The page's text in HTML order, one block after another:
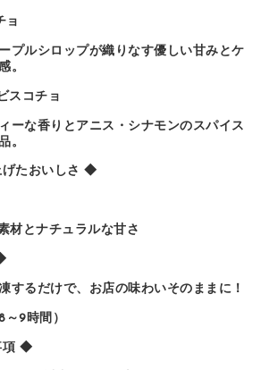
ョ
プルシロップが織りなす優しい甘みとケ
。
スコチョ
ーな香りとアニス・シナモンのスパイス
。
たおいしさ ◆
材とナチュラルな甘さ
するだけで、お店の味わいそのままに！
9時間）
項 ◆